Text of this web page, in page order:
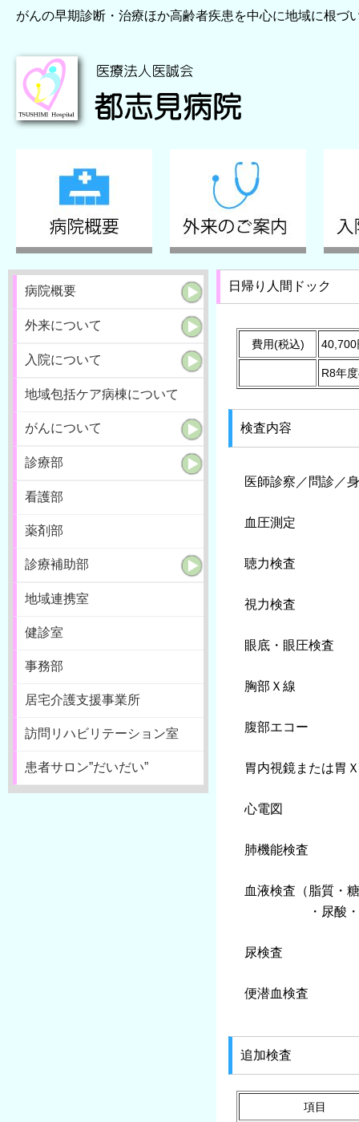
がんの早期診断・治療ほか高齢者疾患を中心に地域に根づ
病院概要
外来について
入院について
地域包括ケア病棟について
がんについて
診療部
看護部
薬剤部
診療補助部
地域連携室
健診室
事務部
居宅介護支援事業所
訪問リハビリテーション室
患者サロン”だいだい”
日帰り人間ドック
費用(税込) 40,700
R8年
検査内容
医師診察／問診／
血圧測定
聴力検査
視力検査
眼底・眼圧検査
胸部Ｘ線
腹部エコー
胃内視鏡または胃
心電図
肺機能検査
血液検査（脂質・
・尿酸・貧血
尿検査
便潜血検査
追加検査
項目